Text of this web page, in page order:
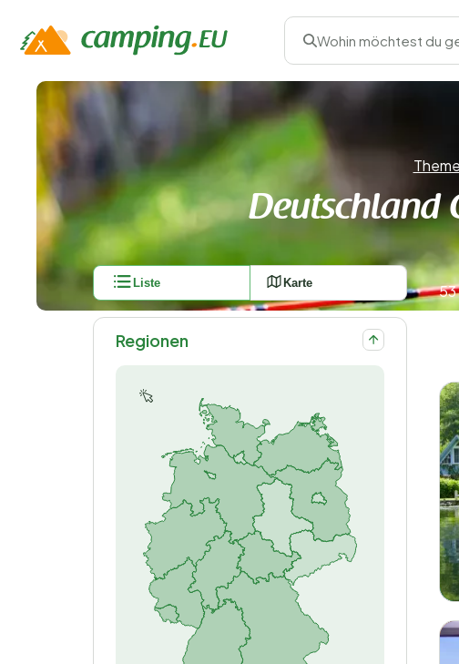
Wohin möchtest du
Deutschland
Liste Karte
Regionen